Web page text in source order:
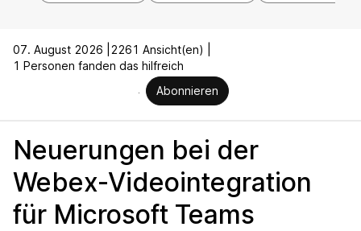
07. August 2026 |
2261 Ansicht(en) |
1 Personen fanden das hilfreich
Abonnieren
Neuerungen bei der
Webex-Videointegration
für Microsoft Teams